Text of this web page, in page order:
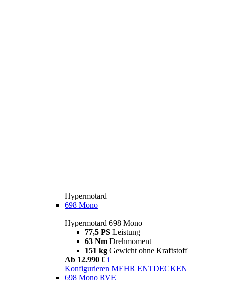
Hypermotard
698 Mono
Hypermotard 698 Mono
77,5 PS Leistung
63 Nm Drehmoment
151 kg Gewicht ohne Kraftstoff
Ab 12.990 € i
Konfigurieren MEHR ENTDECKEN
698 Mono RVE